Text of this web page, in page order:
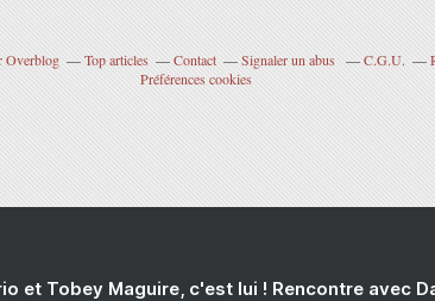
Overblog Top articles Contact Signaler un abus C.G.U.
Préférences cookies
et Tobey Maguire, c'est lui ! Rencontre avec